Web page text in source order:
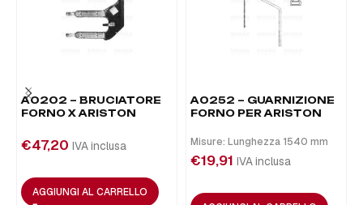
A0202 – BRUCIATORE
FORNO X ARISTON
€47,20 IVA inclusa
AGGIUNGI AL CARRELLO
A0252 – GUARNIZIONE
FORNO PER ARISTON
Misure: Lunghezza 1540 mm
€19,91 IVA inclusa